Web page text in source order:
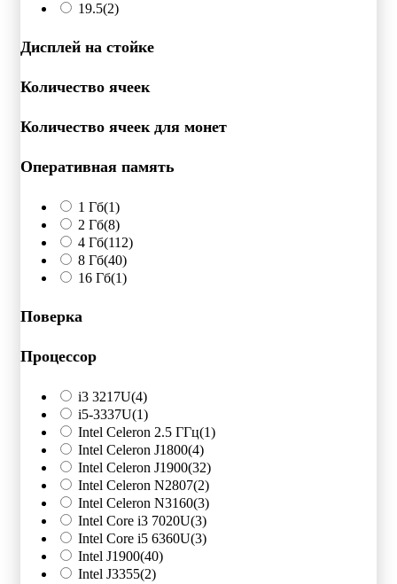
19.5(2)
Дисплей на стойке
Количество ячеек
Количество ячеек для монет
Оперативная память
1 Гб(1)
2 Гб(8)
4 Гб(112)
8 Гб(40)
16 Гб(1)
Поверка
Процессор
i3 3217U(4)
i5-3337U(1)
Intel Celeron 2.5 ГГц(1)
Intel Celeron J1800(4)
Intel Celeron J1900(32)
Intel Celeron N2807(2)
Intel Celeron N3160(3)
Intel Core i3 7020U(3)
Intel Core i5 6360U(3)
Intel J1900(40)
Intel J3355(2)